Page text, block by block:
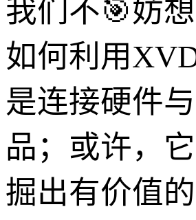
我们不🎯妨
如何利用
是连接硬件
品；或许，
掘出有价值